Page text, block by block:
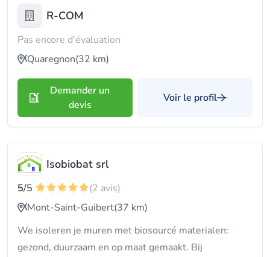
R-COM
Pas encore d'évaluation
Quaregnon(32 km)
Demander un
devis
Voir le profil
Isobiobat srl
5/5
(2 avis)
Mont-Saint-Guibert(37 km)
We isoleren je muren met biosourcé materialen:
gezond, duurzaam en op maat gemaakt. Bij